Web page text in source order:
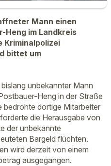
Mann einen
Heng im Landkreis
Kriminalpolizei
bittet um
unbekannter Mann
Heng in der Straße
bedrohte dortige Mitarbeiter
die Herausgabe von
der unbekannte
Bargeld flüchten.
wird derzeit von einem
ausgegangen.